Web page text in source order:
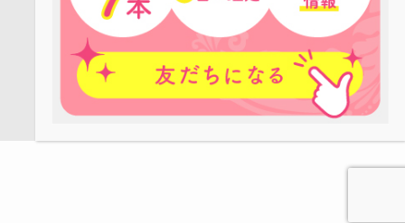
会社概要
Copyright © パワーストーンカフェPEACOCK All rights reserved.